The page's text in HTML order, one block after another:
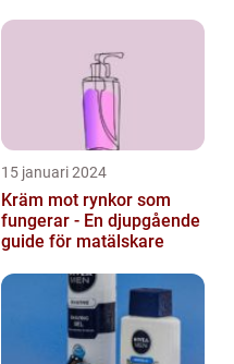
15 januari 2024
Kräm mot rynkor som
fungerar - En djupgående
guide för matälskare